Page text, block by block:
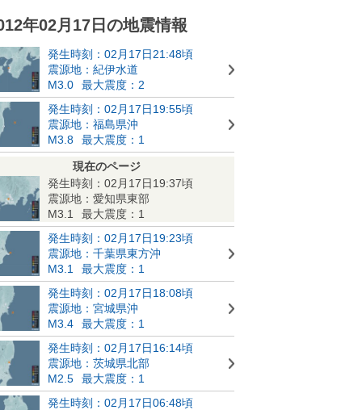
年02月17日の地震情報
発生時刻：02月17日21:48頃
震源地：紀伊水道
M3.0
最大震度：2
発生時刻：02月17日19:55頃
震源地：福島県沖
M3.8
最大震度：1
現在のページ
発生時刻：02月17日19:37頃
震源地：愛知県東部
M3.1
最大震度：1
発生時刻：02月17日19:23頃
震源地：千葉県東方沖
M3.1
最大震度：1
発生時刻：02月17日18:08頃
震源地：宮城県沖
M3.4
最大震度：1
発生時刻：02月17日16:14頃
震源地：茨城県北部
M2.5
最大震度：1
発生時刻：02月17日06:48頃